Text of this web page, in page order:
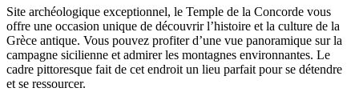
Site archéologique exceptionnel, le Temple de la Concorde vous
offre une occasion unique de découvrir l’histoire et la culture de la
Grèce antique. Vous pouvez profiter d’une vue panoramique sur la
campagne sicilienne et admirer les montagnes environnantes. Le
cadre pittoresque fait de cet endroit un lieu parfait pour se détendre
et se ressourcer.